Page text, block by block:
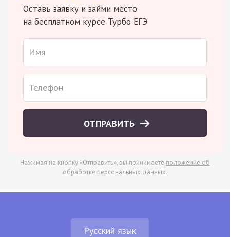
Оставь заявку и займи место
на бесплатном курсе Турбо ЕГЭ
ОТПРАВИТЬ
Нажимая на кнопку «Отправить», вы принимаете положение об
обработке персональных данных.
Русский язык